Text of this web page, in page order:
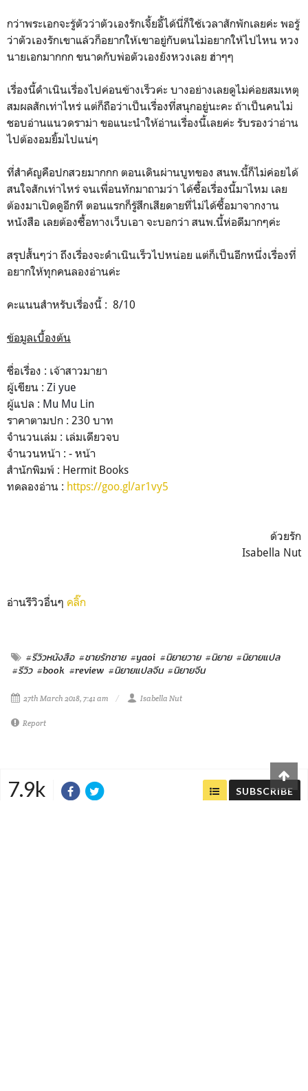
กว่าพระเอกจะรู้ตัวว่าตัวเองรักเจี้ยอี้ได้นี่ก็ใช้เวลาสักพักเลยค่ะ พอรู้
ว่าตัวเองรักเขาแล้วก็อยากให้เขาอยู่กับตนไม่อยากให้ไปไหน หวง
นายเอกมากกก ขนาดกับพ่อตัวเองยังหวงเลย ฮ่าๆๆ
เรื่องนี้ดำเนินเรื่องไปค่อนข้างเร็วค่ะ บางอย่างเลยดูไม่ค่อยสมเหตุ
สมผลสักเท่าไหร่ แต่ก็ถือว่าเป็นเรื่องที่สนุกอยู่นะคะ ถ้าเป็นคนไม่
ชอบอ่านแนวดราม่า ขอแนะนำให้อ่านเรื่องนี้เลยค่ะ รับรองว่าอ่าน
ไปต้องอมยิ้มไปแน่ๆ
ที่สำคัญคือปกสวยมากกก ตอนเดินผ่านบูทของ สนพ.นี้ก็ไม่ค่อยได้
สนใจสักเท่าไหร่ จนเพื่อนทักมาถามว่า ได้ซื้อเรื่องนี้มาไหม เลย
ต้องมาเปิดดูอีกที ตอนแรกก็รู้สึกเสียดายที่ไม่ได้ซื้อมาจากงาน
หนังสือ เลยต้องซื้อทางเว็บเอา จะบอกว่า สนพ.นี้ห่อดีมากๆค่ะ
สรุปสั้นๆว่า ถึงเรื่องจะดำเนินเร็วไปหน่อย แต่ก็เป็นอีกหนึ่งเรื่องที่
อยากให้ทุกคนลองอ่านค่ะ
คะแนนสำหรับเรื่องนี้ : 8/10
ข้อมูลเบื้องต้น
ชื่อเรื่อง : เจ้าสาวมายา
ผู้เขียน : Zi yue
ผู้แปล : Mu Mu Lin
ราคาตามปก : 230 บาท
จำนวนเล่ม : เล่มเดียวจบ
จำนวนหน้า : - หน้า
สำนักพิมพ์ : Hermit Books
ทดลองอ่าน : https://goo.gl/ar1vy5
ด้วยรัก
Isabella Nut
อ่านรีวิวอื่นๆ คลิ๊ก
#รีวิวหนังสือ #ชายรักชาย #yaoi #นิยายวาย #นิยาย #นิยายแปล
#รีวิว #book #review #นิยายแปลจีน #นิยายจีน
27th March 2018, 7:41 am Isabella Nut
Report
7.9k SUBSCRIBE